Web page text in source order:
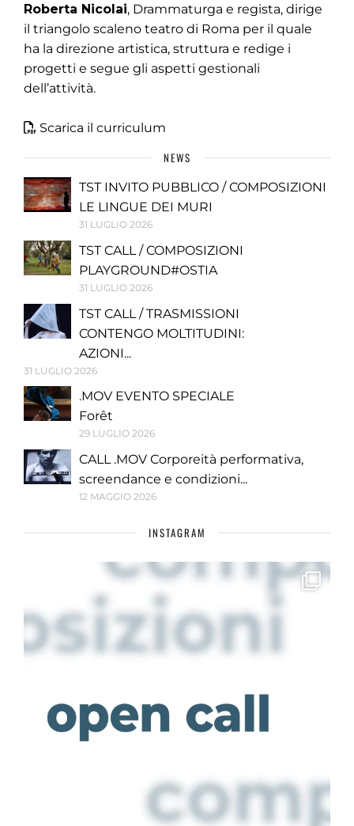
Roberta Nicolai, Drammaturga e regista, dirige
il triangolo scaleno teatro di Roma per il quale
ha la direzione artistica, struttura e redige i
progetti e segue gli aspetti gestionali
dell’attività.
Scarica il curriculum
NEWS
TST INVITO PUBBLICO / COMPOSIZIONI
LE LINGUE DEI MURI
31 LUGLIO 2026
TST CALL / COMPOSIZIONI
PLAYGROUND#OSTIA
31 LUGLIO 2026
TST CALL / TRASMISSIONI
CONTENGO MOLTITUDINI:
AZIONI...
31 LUGLIO 2026
.MOV EVENTO SPECIALE
Forêt
29 LUGLIO 2026
CALL .MOV Corporeità performativa,
screendance e condizioni...
12 MAGGIO 2026
INSTAGRAM